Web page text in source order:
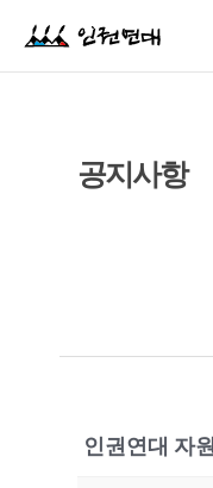
공지사항
인권연대 자